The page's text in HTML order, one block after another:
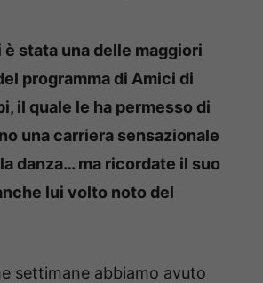
è stata una delle maggiori
programma di Amici di
il quale le ha permesso di
una carriera sensazionale
danza… ma ricordate il suo
lui volto noto del
settimane abbiamo avuto